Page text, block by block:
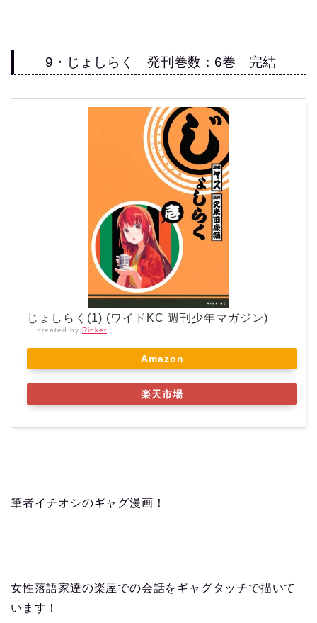
9・じょしらく 発刊巻数：6巻 完結
じょしらく(1) (ワイドKC 週刊少年マガジン)
created by Rinker
Amazon
楽天市場
筆者イチオシのギャグ漫画！
女性落語家達の楽屋での会話をギャグタッチで描いて
います！